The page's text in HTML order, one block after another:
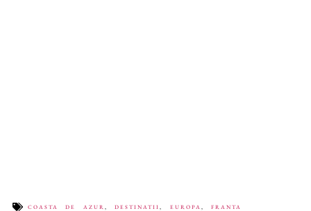
COASTA DE AZUR ,DESTINATII EUROPA FRANTA